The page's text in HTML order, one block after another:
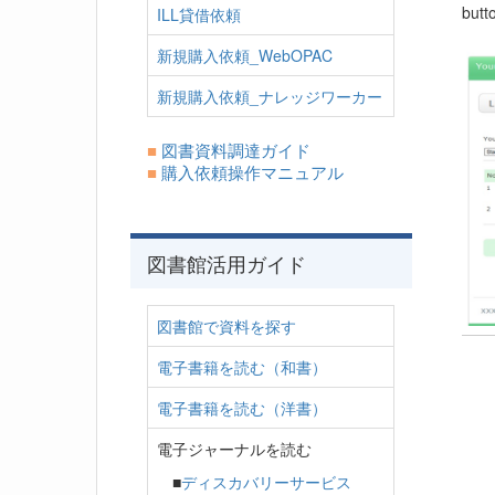
ILL貸借依頼
新規購入依頼_WebOPAC
新規購入依頼_ナレッジワーカー
■ 図書資料調達ガイド
■購入依頼操作マニュアル
図書館活用ガイド
図書館で資料を探す
電子書籍を読む（和書）
電子書籍を読む（洋書）
電子ジャーナルを読む
■ディスカバリーサービス